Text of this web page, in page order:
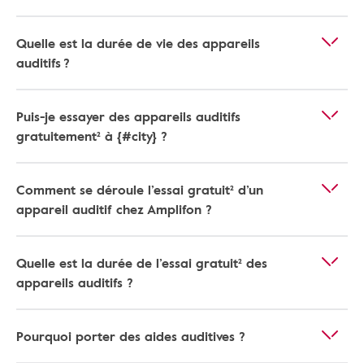
Quelle est la durée de vie des appareils
auditifs ?
Puis-je essayer des appareils auditifs
gratuitement² à {#city} ?
Comment se déroule l’essai gratuit² d’un
appareil auditif chez Amplifon ?
Quelle est la durée de l’essai gratuit² des
appareils auditifs ?
Pourquoi porter des aides auditives ?